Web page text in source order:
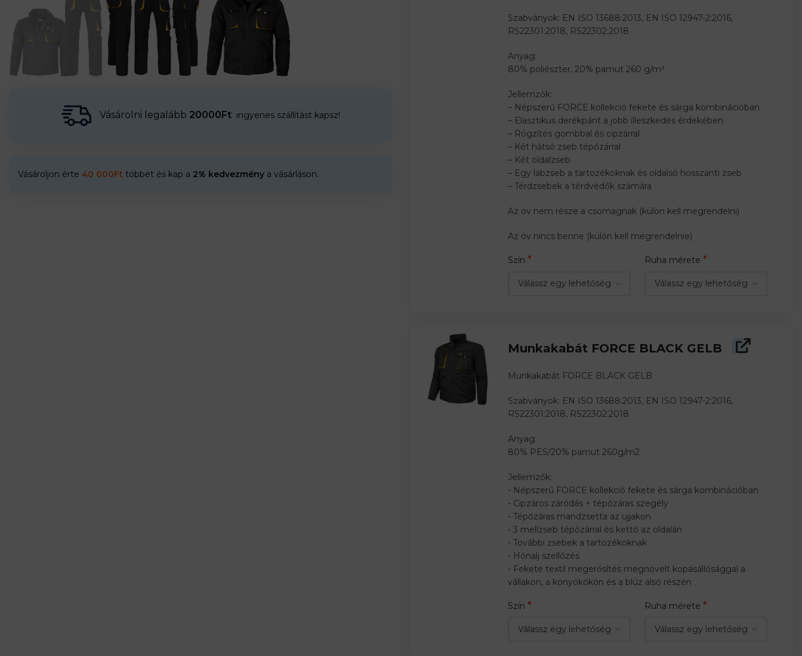
Vásárolni legalább 20000Ft ingyenes szállítást kapsz!
Vásároljon érte 40 000Ft többet és kap a 2% kedvezmény a vásárláson.
Szabványok: EN ISO 13688:2013, EN ISO 12947-2:2016,
RS22301:2018, RS22302:2018
Anyag:
80% poliészter, 20% pamut 260 g/m²
Jellemzők:
– Népszerű FORCE kollekció fekete és sárga kombinációban
– Elasztikus derékpánt a jobb illeszkedés érdekében
– Rögzítés gombbal és cipzárral
– Két hátsó zseb tépőzárral
– Két oldalzseb
– Egy lábzseb a tartozékoknak és oldalsó hosszanti zseb
– Térdzsebek a térdvédők számára
Az öv nem része a csomagnak (külön kell megrendelni)
Az öv nincs benne (külön kell megrendelnie)
Szín * Ruha mérete *
Munkakabát FORCE BLACK GELB
Munkakabát FORCE BLACK GELB
Szabványok: EN ISO 13688:2013, EN ISO 12947-2:2016,
RS22301:2018, RS22302:2018
Anyag:
80% PES/20% pamut 260g/m2
Jellemzők:
- Népszerű FORCE kollekció fekete és sárga kombinációban
- Cipzáros záródás + tépőzáras szegély
- Tépőzáras mandzsetta az ujjakon
- 3 mellzseb tépőzárral és kettő az oldalán
- További zsebek a tartozékoknak
- Hónalj szellőzés
- Fekete textil megerősítés megnövelt kopásállósággal a
vállakon, a könyökökön és a blúz alsó részén
Szín * Ruha mérete *